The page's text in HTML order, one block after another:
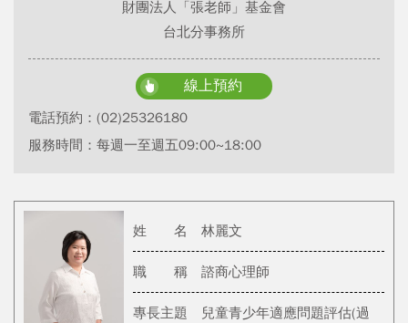
財團法人「張老師」基金會
台北分事務所
線上預約
電話預約： (02)25326180
服務時間：每週一至週五09:00~18:00
姓 名 林麗文
職 稱 諮商心理師
專長主題
兒童青少年適應問題評估(過